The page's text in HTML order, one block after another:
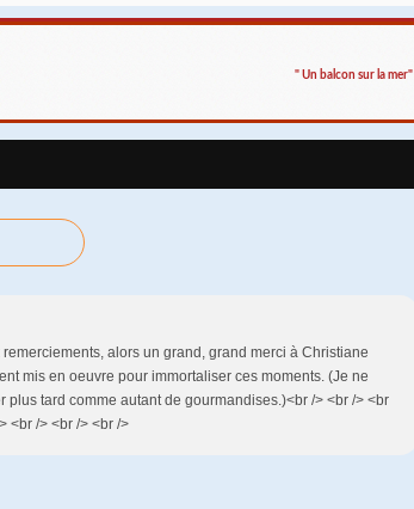
" Un balcon sur la mer"
alors un grand, grand merci à Christiane
mis en oeuvre pour immortaliser ces moments. (Je ne
plus tard comme autant de gourmandises.)<br /> <br /> <br
<br /> <br /> <br />